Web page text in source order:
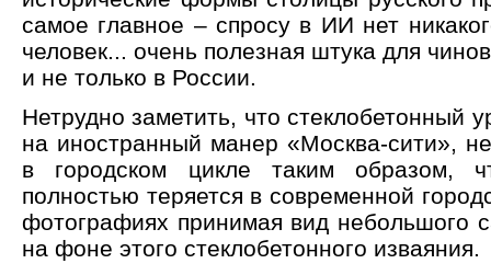
самое главное – спросу в ИИ нет
человек... очень полезная штука для
и не только в России.
Нетрудно заметить, что стеклобетонный
на иностранный манер «Москва-сити»,
в городском цикле таким образом,
полностью теряется в современной
фотографиях принимая вид небольшого
на фоне этого стеклобетонного изваяния.